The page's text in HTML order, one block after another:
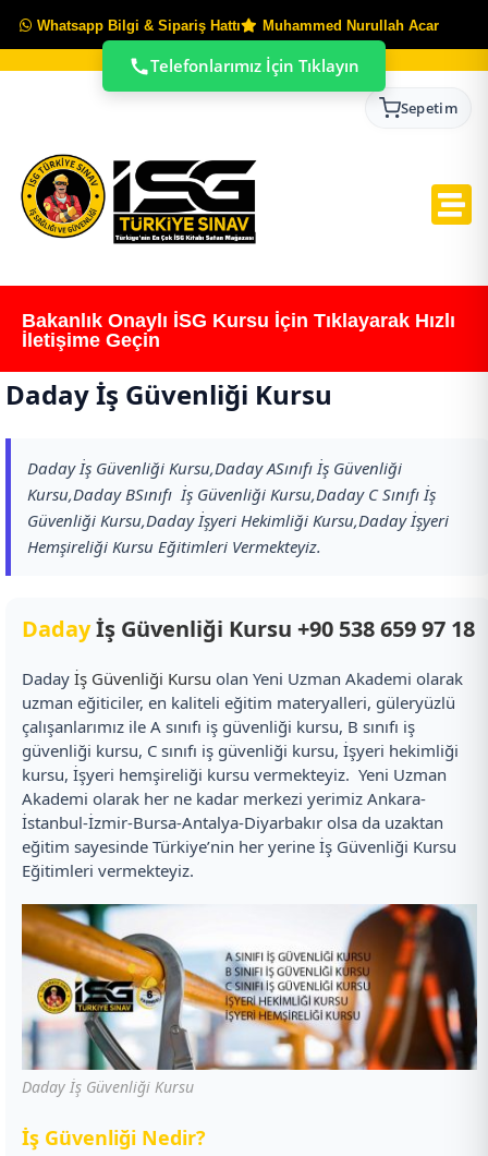
Whatsapp Bilgi & Sipariş Hattı Muhammed Nurullah Acar
Sepetim
Bakanlık Onaylı İSG Kursu İçin Tıklayarak Hızlı
İletişime Geçin
Daday İş Güvenliği Kursu
Daday İş Güvenliği Kursu,Daday ASınıfı İş Güvenliği
Kursu,Daday BSınıfı İş Güvenliği Kursu,Daday C Sınıfı İş
Güvenliği Kursu,Daday İşyeri Hekimliği Kursu,Daday İşyeri
Hemşireliği Kursu Eğitimleri Vermekteyiz.
Dadayİş Güvenliği Kursu +90 538 659 97 18
Daday İş Güvenliği Kursu olan Yeni Uzman Akademi olarak
uzman eğiticiler, en kaliteli eğitim materyalleri, güleryüzlü
çalışanlarımız ile A sınıfı iş güvenliği kursu, B sınıfı iş
güvenliği kursu, C sınıfı iş güvenliği kursu, İşyeri hekimliği
kursu, İşyeri hemşireliği kursu vermekteyiz. Yeni Uzman
Akademi olarak her ne kadar merkezi yerimiz Ankara-
İstanbul-İzmir-Bursa-Antalya-Diyarbakır olsa da uzaktan
eğitim sayesinde Türkiye’nin her yerine İş Güvenliği Kursu
Eğitimleri vermekteyiz.
Daday İş Güvenliği Kursu
İş Güvenliği Nedir?
Telefonlarımız İçin Tıklayın